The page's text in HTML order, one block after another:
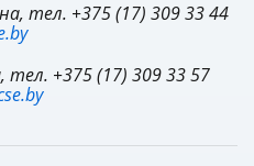
тел. +375 (17) 309 33 44
тел. +375 (17) 309 33 57